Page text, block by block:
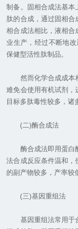
制备。固相合成法基本
肽的合成，通过固相
相合成法相比，液相合
业生产，经过不断地
保健型活性肽制品。
然而化学合成成本相
难免会使用有机试剂，
目标多肽毒性较多，诸
(二)酶合成法
酶合成法即用蛋白酶
法合成反应条件温和，
的副产物较多，产率较
(三)基因重组法
基因重组法常用于合